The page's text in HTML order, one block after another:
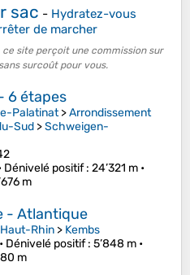
sac - Hydratez-vous
de marcher
site perçoit une commission sur
surcoût pour vous.
6 étapes
Palatinat>Arrondissement
Sud >Schweigen-
Dénivelé positif: 24’321 m •
m
- Atlantique
Haut-Rhin > Kembs
Dénivelé positif: 5’848 m •
m